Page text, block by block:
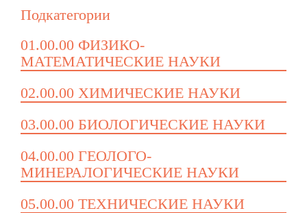
Подкатегории
01.00.00 ФИЗИКО-
МАТЕМАТИЧЕСКИЕ НАУКИ
02.00.00 ХИМИЧЕСКИЕ НАУКИ
03.00.00 БИОЛОГИЧЕСКИЕ НАУКИ
04.00.00 ГЕОЛОГО-
МИНЕРАЛОГИЧЕСКИЕ НАУКИ
05.00.00 ТЕХНИЧЕСКИЕ НАУКИ